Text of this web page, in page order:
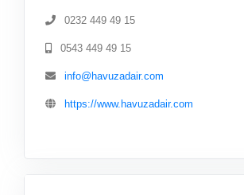
0232 449 49 15
0543 449 49 15
info@havuzadair.com
https://www.havuzadair.com